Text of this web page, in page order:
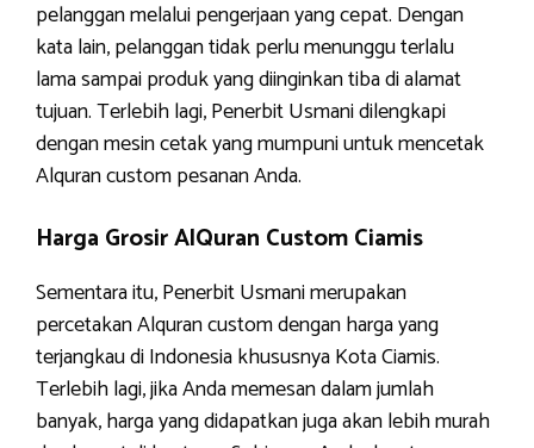
pelanggan melalui pengerjaan yang cepat. Dengan
kata lain, pelanggan tidak perlu menunggu terlalu
lama sampai produk yang diinginkan tiba di alamat
tujuan. Terlebih lagi, Penerbit Usmani dilengkapi
dengan mesin cetak yang mumpuni untuk mencetak
Alquran custom pesanan Anda.
Harga Grosir AlQuran Custom Ciamis
Sementara itu, Penerbit Usmani merupakan
percetakan Alquran custom dengan harga yang
terjangkau di Indonesia khususnya Kota Ciamis.
Terlebih lagi, jika Anda memesan dalam jumlah
banyak, harga yang didapatkan juga akan lebih murah